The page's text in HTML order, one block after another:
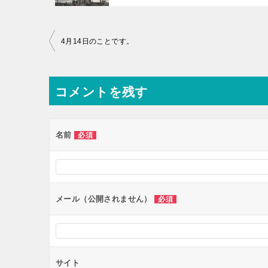
投
ナ
ビ
ー
ョ
ン
4月14日のことです。
コメントを残す
名前 必須
メール（公開されません） 必須
サイト